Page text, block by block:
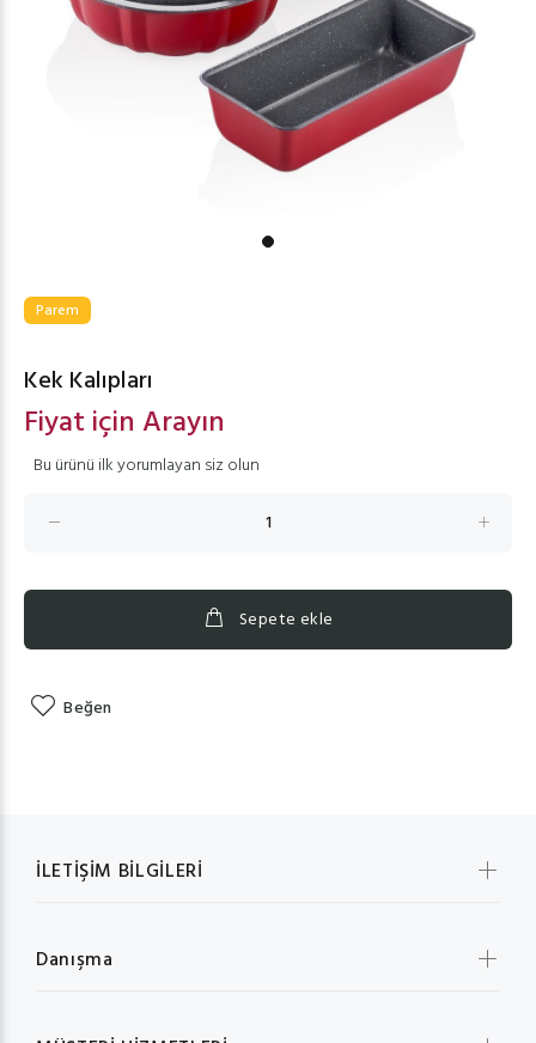
Parem
Kek Kalıpları
Fiyat için Arayın
Bu ürünü ilk yorumlayan siz olun
Sepete ekle
Beğen
İLETİŞİM BİLGİLERİ
Danışma